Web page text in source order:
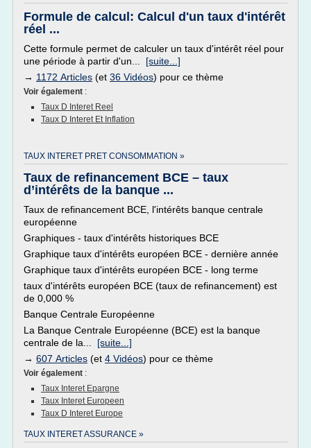
Formule de calcul: Calcul d'un taux d'intérêt
réel ...
Cette formule permet de calculer un taux d'intérêt réel pour
une période à partir d'un... [suite...]
→ 1172 Articles (et 36 Vidéos) pour ce thème
Voir également :
Taux D Interet Reel
Taux D Interet Et Inflation
TAUX INTERET PRET CONSOMMATION »
Taux de refinancement BCE – taux
d’intérêts de la banque ...
Taux de refinancement BCE, l'intérêts banque centrale
européenne
Graphiques - taux d'intérêts historiques BCE
Graphique taux d'intérêts européen BCE - dernière année
Graphique taux d'intérêts européen BCE - long terme
taux d'intérêts européen BCE (taux de refinancement) est
de 0,000 %
Banque Centrale Européenne
La Banque Centrale Européenne (BCE) est la banque
centrale de la... [suite...]
→ 607 Articles (et 4 Vidéos) pour ce thème
Voir également :
Taux Interet Epargne
Taux Interet Europeen
Taux D Interet Europe
TAUX INTERET ASSURANCE »